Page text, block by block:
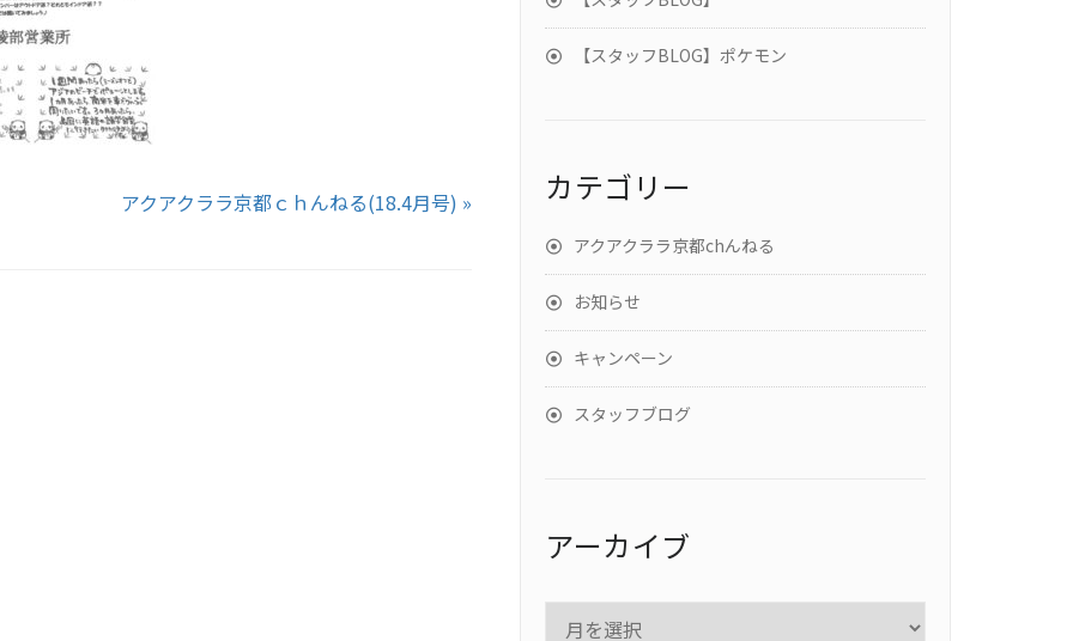
アクアクララ京都ｃｈんねる(18.4月号) »
【スタッフBLOG】ポケモン
カテゴリー
アクアクララ京都chんねる
お知らせ
キャンペーン
スタッフブログ
アーカイブ